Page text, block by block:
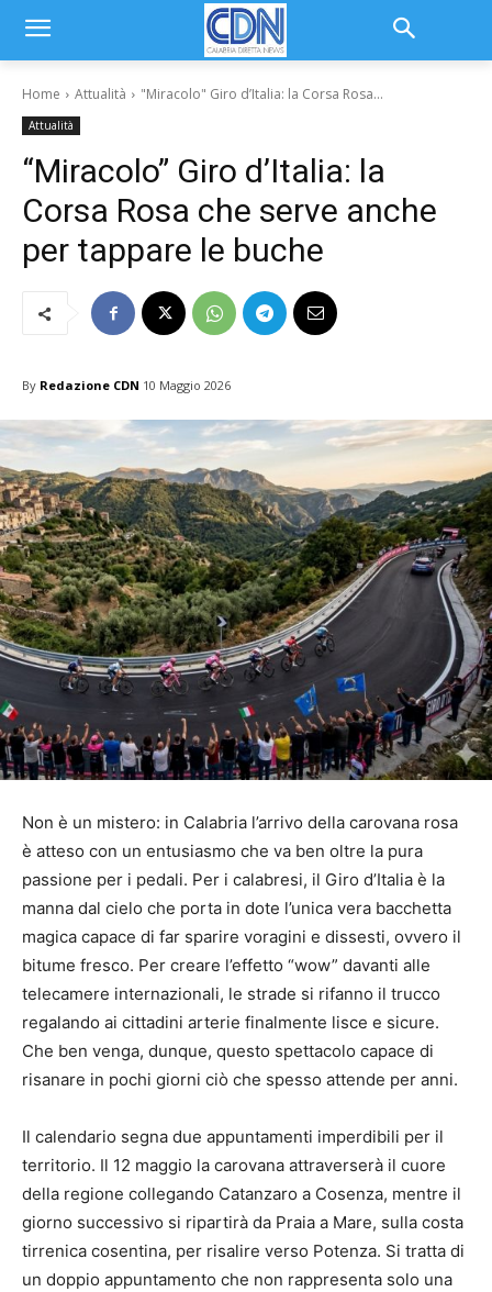
Home Attualità "Miracolo" Giro d’Italia: la Corsa Rosa...
Attualità
“Miracolo” Giro d’Italia: la
Corsa Rosa che serve anche
per tappare le buche
By Redazione CDN 10 Maggio 2026
Non è un mistero: in Calabria l’arrivo della carovana rosa
è atteso con un entusiasmo che va ben oltre la pura
passione per i pedali. Per i calabresi, il Giro d’Italia è la
manna dal cielo che porta in dote l’unica vera bacchetta
magica capace di far sparire voragini e dissesti, ovvero il
bitume fresco. Per creare l’effetto “wow” davanti alle
telecamere internazionali, le strade si rifanno il trucco
regalando ai cittadini arterie finalmente lisce e sicure.
Che ben venga, dunque, questo spettacolo capace di
risanare in pochi giorni ciò che spesso attende per anni.
Il calendario segna due appuntamenti imperdibili per il
territorio. Il 12 maggio la carovana attraverserà il cuore
della regione collegando Catanzaro a Cosenza, mentre il
giorno successivo si ripartirà da Praia a Mare, sulla costa
tirrenica cosentina, per risalire verso Potenza. Si tratta di
un doppio appuntamento che non rappresenta solo una